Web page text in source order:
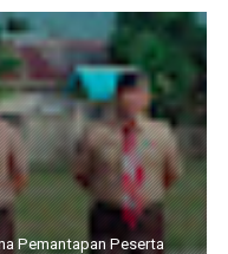
Pemantapan Peserta